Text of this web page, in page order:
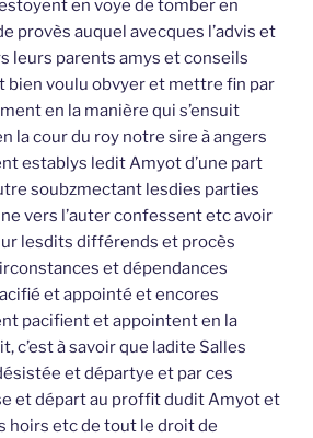
en voye de tomber en
provès auquel avecques l’advis et
leurs parents amys et conseils
bien voulu obvyer et mettre fin par
en la manière qui s’ensuit
la cour du roy notre sire à angers
establys ledit Amyot d’une part
soubzmectant lesdies parties
vers l’auter confessent etc avoir
lesdits différends et procès
et dépendances
et appointé et encores
pacifient et appointent en la
c’est à savoir que ladite Salles
et départye et par ces
et départ au proffit dudit Amyot et
hoirs etc de tout le droit de